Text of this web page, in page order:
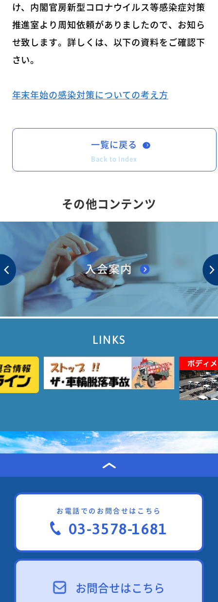
け、内閣官房新型コロナウイルス等感染症対策
推進室より周知依頼がありましたので、お知ら
せ致します。詳しくは、以下の資料をご確認下
さい。
年末年始の感染対策についての考え方
一覧に戻る
Back to Index
その他コンテンツ
LINKS
お電話でのお問合せはこちら
03-3578-1681
お問合せはこちら